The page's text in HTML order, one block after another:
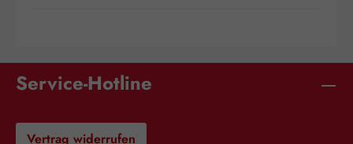
Service-Hotline
Vertrag widerrufen